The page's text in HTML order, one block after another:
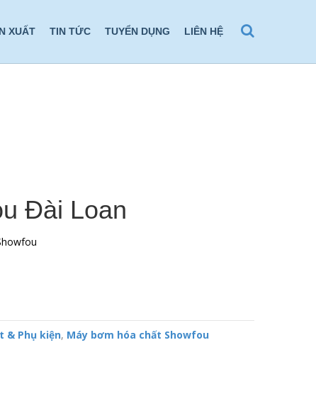
XUẤT TIN TỨC TUYỂN DỤNG LIÊN HỆ
Đài Loan
& Phụ kiện, Máy bơm hóa chất Showfou